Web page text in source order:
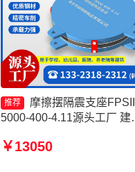
推荐
摩擦摆隔震支座
5000-400-4.11源头工厂 建
支座-15.0ZX支座的生产厂
￥13050